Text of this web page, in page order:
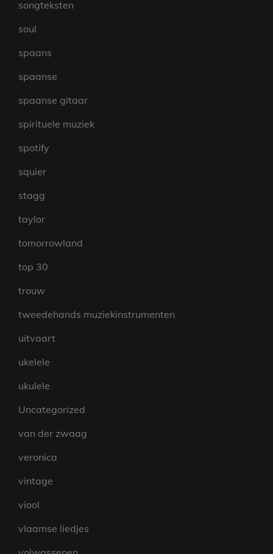
songteksten
soul
spaans
spaanse
spaanse gitaar
spirituele muziek
spotify
squier
stagg
taylor
tomorrowland
top 30
trouw
tweedehands muziekinstrumenten
uitvaart
ukelele
ukulele
Uncategorized
van der zwaag
veronica
vintage
viool
vlaamse liedjes